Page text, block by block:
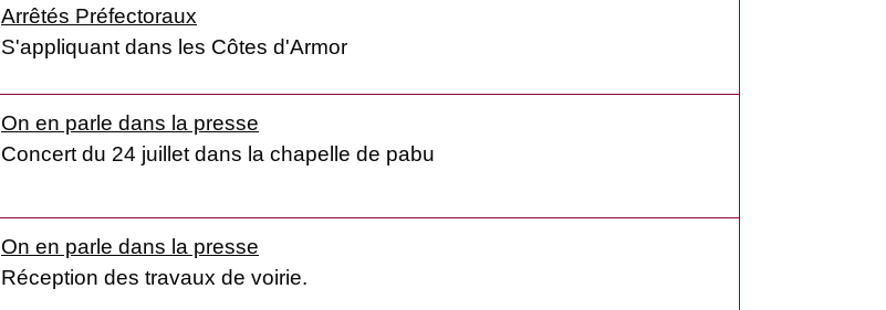
Arrêtés Préfectoraux
S'appliquant dans les Côtes d'Armor
On en parle dans la presse
Concert du 24 juillet dans la chapelle de pabu
On en parle dans la presse
Réception des travaux de voirie.